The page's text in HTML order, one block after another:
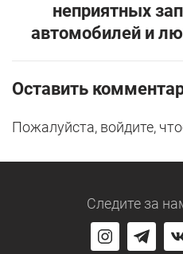
неприятных
автомобилей и
Оставить
Пожалуйста, войдите,
Следите за